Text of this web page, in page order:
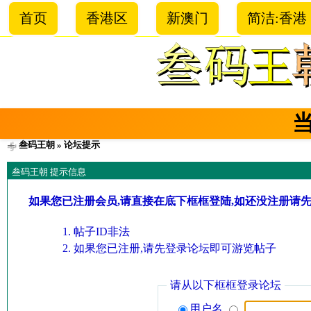
首页 香港区 新澳门 简洁:香港
叁码王朝 » 论坛提示
叁码王朝 提示信息
如果您已注册会员,请直接在底下框框登陆,如还没注册请
帖子ID非法
如果您已注册,请先登录论坛即可游览帖子
请从以下框框登录论坛
用户名